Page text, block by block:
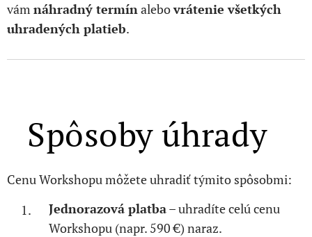
vám náhradný termínalebovrátenie všetkých
uhradených platieb.
Spôsoby úhrady
Cenu Workshopu môžete uhradiť týmito spôsobmi:
Jednorazová platba– uhradíte celú cenu
Workshopu (napr. 590 €) naraz.